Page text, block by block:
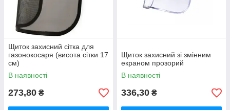
Щиток захисний сітка для
газонокосаря (висота сітки 17
см)
В наявності
273,80 ₴
Щиток захисний зі змінним
екраном прозорий
В наявності
336,30 ₴